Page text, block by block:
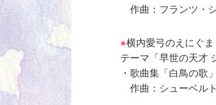
作曲：フランツ・
横内愛弓のえにぐ
テーマ「早世の天才
・歌曲集「白鳥の歌
作曲：シューベルト